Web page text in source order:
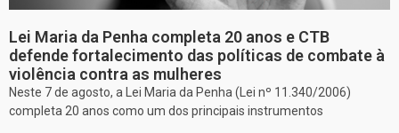
Lei Maria da Penha completa 20 anos e CTB
defende fortalecimento das políticas de combate à
violência contra as mulheres
Neste 7 de agosto, a Lei Maria da Penha (Lei nº 11.340/2006)
completa 20 anos como um dos principais instrumentos